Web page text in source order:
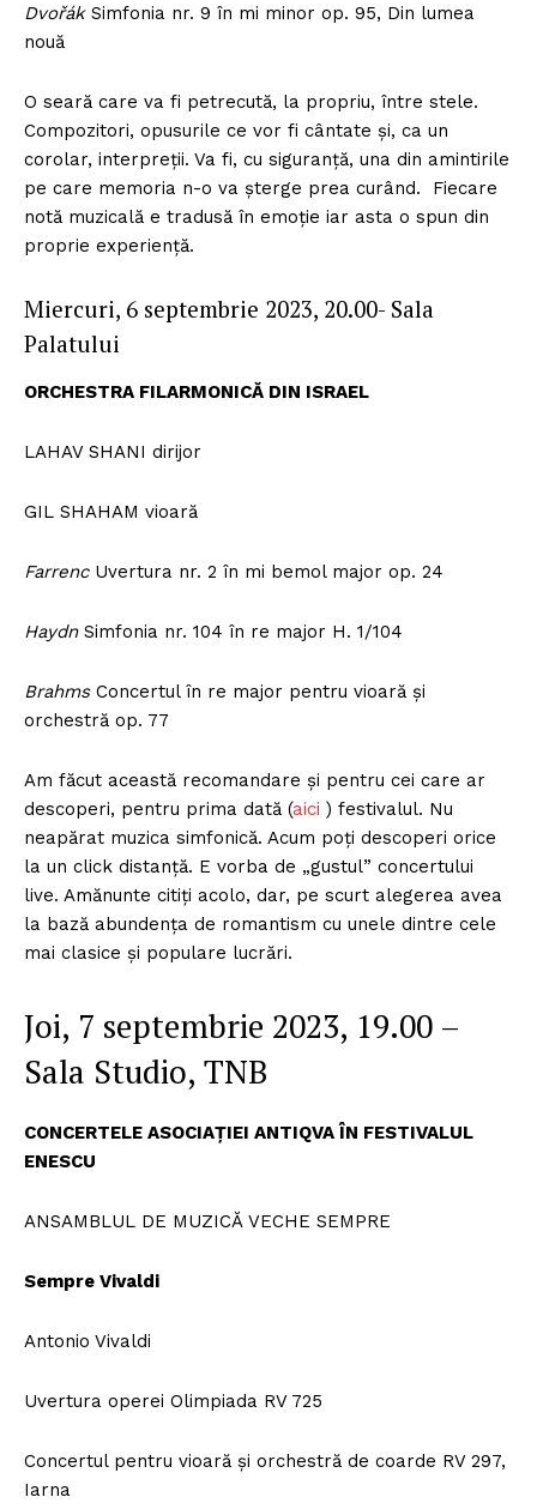
Dvořák Simfonia nr. 9 în mi minor op. 95, Din lumea
nouă
O seară care va fi petrecută, la propriu, între stele.
Compozitori, opusurile ce vor fi cântate și, ca un
corolar, interpreții. Va fi, cu siguranță, una din amintirile
pe care memoria n-o va șterge prea curând. Fiecare
notă muzicală e tradusă în emoție iar asta o spun din
proprie experiență.
Miercuri, 6 septembrie 2023, 20.00- Sala
Palatului
ORCHESTRA FILARMONICĂ DIN ISRAEL
LAHAV SHANI dirijor
GIL SHAHAM vioară
FarrencUvertura nr. 2 în mi bemol major op. 24
Haydn Simfonia nr. 104 în re major H. 1/104
BrahmsConcertul în re major pentru vioară și
orchestră op. 77
Am făcut această recomandare și pentru cei care ar
descoperi, pentru prima dată (aici ) festivalul. Nu
neapărat muzica simfonică. Acum poți descoperi orice
la un click distanță. E vorba de „gustul” concertului
live. Amănunte citiți acolo, dar, pe scurt alegerea avea
la bază abundența de romantism cu unele dintre cele
mai clasice și populare lucrări.
Joi, 7 septembrie 2023, 19.00 –
Sala Studio, TNB
CONCERTELE ASOCIAȚIEI ANTIQVA ÎN FESTIVALUL
ENESCU
ANSAMBLUL DE MUZICĂ VECHE SEMPRE
Sempre Vivaldi
Antonio Vivaldi
Uvertura operei Olimpiada RV 725
Concertul pentru vioară și orchestră de coarde RV 297,
Iarna